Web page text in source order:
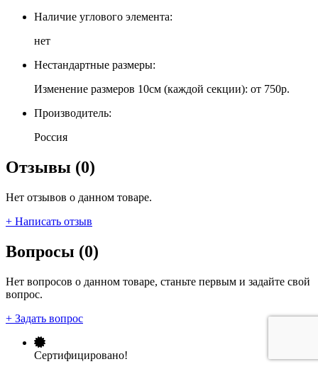
Наличие углового элемента:
нет
Нестандартные размеры:
Изменение размеров 10см (каждой секции): от 750р.
Производитель:
Россия
Отзывы (0)
Нет отзывов о данном товаре.
+ Написать отзыв
Вопросы (0)
Нет вопросов о данном товаре, станьте первым и задайте свой
вопрос.
+ Задать вопрос
Сертифицировано!